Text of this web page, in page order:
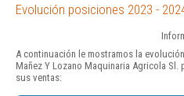
Evolución posiciones 2023 -
A continuación le mostramos la
Mañez Y Lozano Maquinaria Agricola
sus ventas: